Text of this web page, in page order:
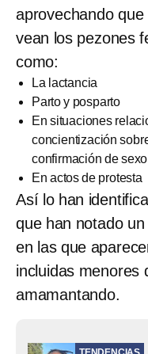
aprovechando
vean los pezones
como:
La lactancia
Parto y posparto
En situaciones
concientización
confirmación de sexo
En actos de protesta
Así lo han
que han notado
en las que
incluidas menores
amamantando.